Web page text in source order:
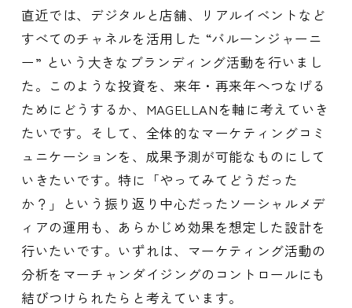
直近では、デジタルと店舗、リアルイベントなど
すべてのチャネルを活用した “バルーンジャーニ
ー” という大きなブランディング活動を行いまし
た。このような投資を、来年・再来年へつなげる
ためにどうするか、MAGELLANを軸に考えていき
たいです。そして、全体的なマーケティングコミ
ュニケーションを、成果予測が可能なものにして
いきたいです。特に「やってみてどうだった
か？」という振り返り中心だったソーシャルメデ
ィアの運用も、あらかじめ効果を想定した設計を
行いたいです。いずれは、マーケティング活動の
分析をマーチャンダイジングのコントロールにも
結びつけられたらと考えています。